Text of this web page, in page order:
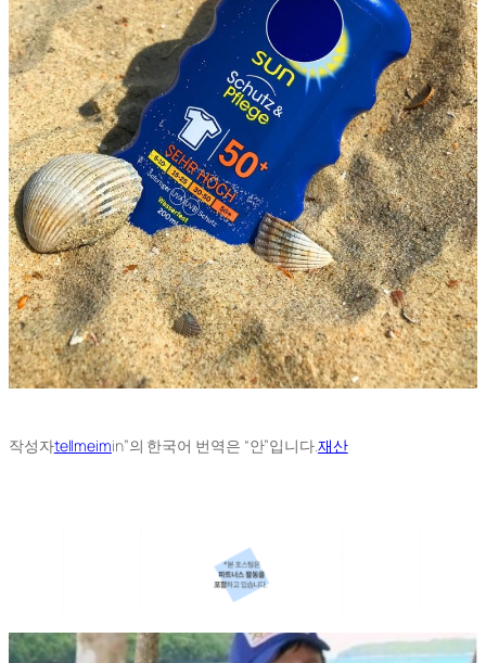
작성자tellmeimin”의 한국어 번역은 “안”입니다.재산